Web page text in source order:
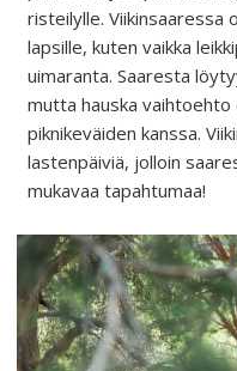
risteilylle. Viikinsaaressa
lapsille, kuten vaikka
uimaranta. Saaresta
mutta hauska vaihtoehto
piknikeväiden kanssa.
lastenpäiviä, jolloin
mukavaa tapahtumaa!